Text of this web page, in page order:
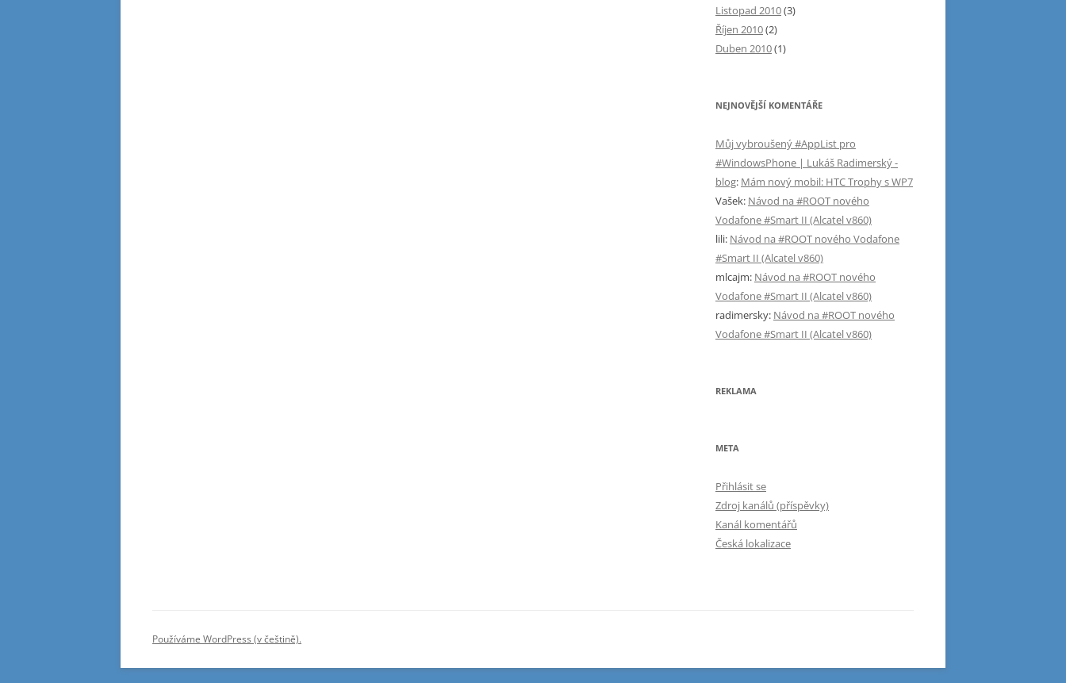
Listopad 2010(3)
Říjen 2010(2)
Duben 2010(1)
NEJNOVĚJŠÍ KOMENTÁŘE
Můj vybroušený #AppList pro
#WindowsPhone | Lukáš Radimerský -
blog: Mám nový mobil: HTC Trophy s WP7
Vašek: Návod na #ROOT nového
Vodafone #Smart II (Alcatel v860)
lili: Návod na #ROOT nového Vodafone
#Smart II (Alcatel v860)
mlcajm: Návod na #ROOT nového
Vodafone #Smart II (Alcatel v860)
radimersky: Návod na #ROOT nového
Vodafone #Smart II (Alcatel v860)
REKLAMA
META
Přihlásit se
Zdroj kanálů (příspěvky)
Kanál komentářů
Česká lokalizace
Používáme WordPress (v češtině).